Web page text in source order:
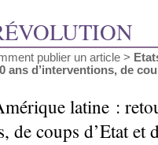
publier un article >
ans d’interventions, de
latine :
de coups d’Etat et